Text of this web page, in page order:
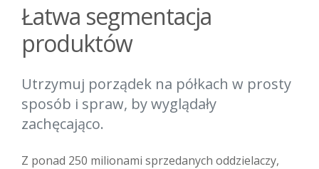
Łatwa segmentacja
produktów
Utrzymuj porządek na półkach w prosty
sposób i spraw, by wyglądały
zachęcająco.
Z ponad 250 milionami sprzedanych oddzielaczy,